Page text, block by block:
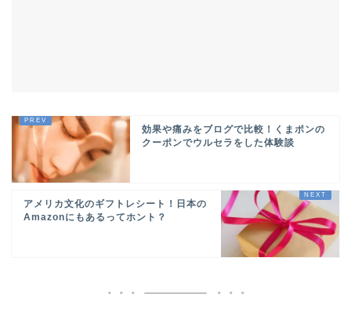
効果や痛みをブログで比較！くまポンの
クーポンでウルセラをした体験談
アメリカ文化のギフトレシート！日本の
Amazonにもあるってホント？